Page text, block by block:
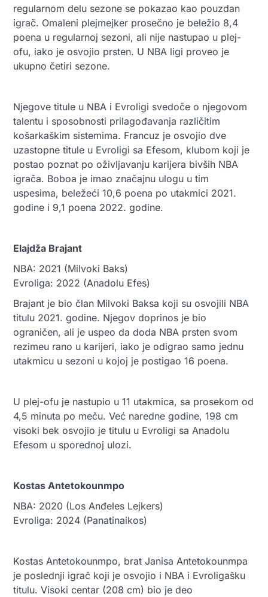
regularnom delu sezone se pokazao kao pouzdan
igrač. Omaleni plejmejker prosečno je beležio 8,4
poena u regularnoj sezoni, ali nije nastupao u plej-
ofu, iako je osvojio prsten. U NBA ligi proveo je
ukupno četiri sezone.
Njegove titule u NBA i Evroligi svedoče o njegovom
talentu i sposobnosti prilagođavanja različitim
košarkaškim sistemima. Francuz je osvojio dve
uzastopne titule u Evroligi sa Efesom, klubom koji je
postao poznat po oživljavanju karijera bivših NBA
igrača. Boboa je imao značajnu ulogu u tim
uspesima, beležeći 10,6 poena po utakmici 2021.
godine i 9,1 poena 2022. godine.
Elajdža Brajant
NBA: 2021 (Milvoki Baks)
Evroliga: 2022 (Anadolu Efes)
Brajant je bio član Milvoki Baksa koji su osvojili NBA
titulu 2021. godine. Njegov doprinos je bio
ograničen, ali je uspeo da doda NBA prsten svom
rezimeu rano u karijeri, iako je odigrao samo jednu
utakmicu u sezoni u kojoj je postigao 16 poena.
U plej-ofu je nastupio u 11 utakmica, sa prosekom od
4,5 minuta po meču. Već naredne godine, 198 cm
visoki bek osvojio je titulu u Evroligi sa Anadolu
Efesom u sporednoj ulozi.
Kostas Antetokounmpo
NBA: 2020 (Los Anđeles Lejkers)
Evroliga: 2024 (Panatinaikos)
Kostas Antetokounmpo, brat Janisa Antetokounmpa
je poslednji igrač koji je osvojio i NBA i Evroligašku
titulu. Visoki centar (208 cm) bio je deo